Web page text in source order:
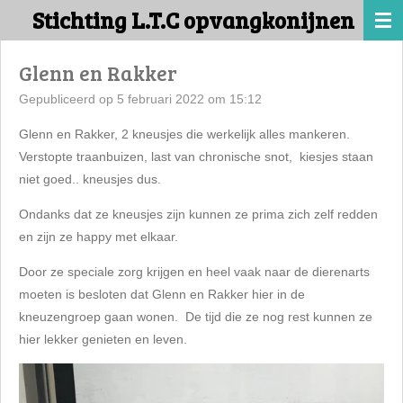
direct
naar
hoofdinhoud
Stichting L.T.C opvangkonijnen
Glenn en Rakker
Gepubliceerd op 5 februari 2022 om 15:12
Glenn en Rakker, 2 kneusjes die werkelijk alles mankeren.
Verstopte traanbuizen, last van chronische snot, kiesjes staan
niet goed.. kneusjes dus.
Ondanks dat ze kneusjes zijn kunnen ze prima zich zelf redden
en zijn ze happy met elkaar.
Door ze speciale zorg krijgen en heel vaak naar de dierenarts
moeten is besloten dat Glenn en Rakker hier in de
kneuzengroep gaan wonen. De tijd die ze nog rest kunnen ze
hier lekker genieten en leven.